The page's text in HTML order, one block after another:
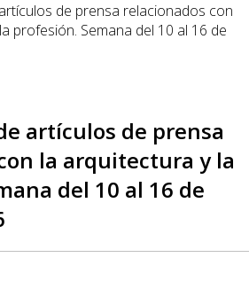
de prensa relacionados con
profesión. Semana del 10 al 16 de
artículos de prensa
la arquitectura y la
del 10 al 16 de